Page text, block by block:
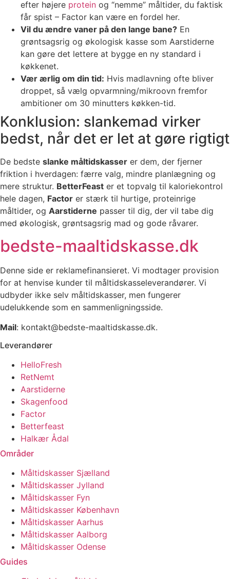
efter højere protein og “nemme” måltider, du faktisk
får spist – Factor kan være en fordel her.
Vil du ændre vaner på den lange bane? En
grøntsagsrig og økologisk kasse som Aarstiderne
kan gøre det lettere at bygge en ny standard i
køkkenet.
Vær ærlig om din tid: Hvis madlavning ofte bliver
droppet, så vælg opvarmning/mikroovn fremfor
ambitioner om 30 minutters køkken-tid.
Konklusion: slankemad virker
bedst, når det er let at gøre rigtigt
De bedste slanke måltidskasser er dem, der fjerner
friktion i hverdagen: færre valg, mindre planlægning og
mere struktur. BetterFeast er et topvalg til kaloriekontrol
hele dagen, Factor er stærk til hurtige, proteinrige
måltider, og Aarstiderne passer til dig, der vil tabe dig
med økologisk, grøntsagsrig mad og gode råvarer.
bedste-maaltidskasse.dk
Denne side er reklamefinansieret. Vi modtager provision
for at henvise kunder til måltidskasseleverandører. Vi
udbyder ikke selv måltidskasser, men fungerer
udelukkende som en sammenligningsside.
Mail: kontakt@bedste-maaltidskasse.dk.
Leverandører
HelloFresh
RetNemt
Aarstiderne
Skagenfood
Factor
Betterfeast
Halkær Ådal
Områder
Måltidskasser Sjælland
Måltidskasser Jylland
Måltidskasser Fyn
Måltidskasser København
Måltidskasser Aarhus
Måltidskasser Aalborg
Måltidskasser Odense
Guides